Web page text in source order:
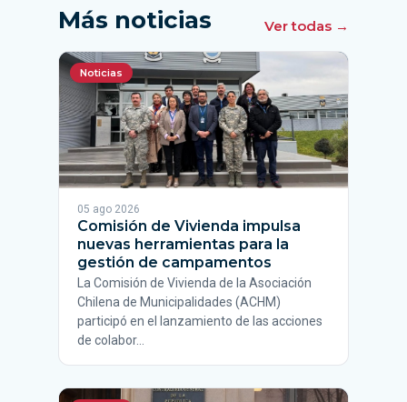
Más noticias Ver todas →
Noticias
05 ago 2026
Comisión de Vivienda impulsa
nuevas herramientas para la
gestión de campamentos
La Comisión de Vivienda de la Asociación
Chilena de Municipalidades (ACHM)
participó en el lanzamiento de las acciones
de colabor…